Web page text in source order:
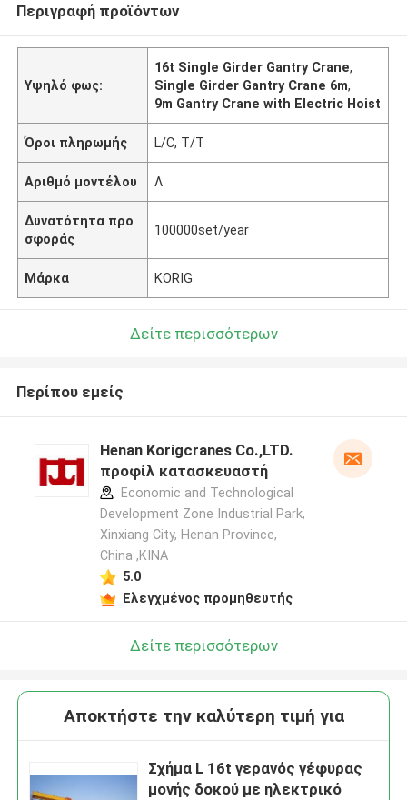
Περιγραφή προϊόντων
Υψηλό φως:
16t Single Girder Gantry Crane,
Single Girder Gantry Crane 6m,
9m Gantry Crane with Electric Hoist
Όροι πληρωμής L/C, T/T
Αριθμό μοντέλου Λ
Δυνατότητα προ
σφοράς
100000set/year
Μάρκα KORIG
Δείτε περισσότερων
Περίπου εμείς
Henan Korigcranes Co.,LTD.
προφίλ κατασκευαστή
Economic and Technological
Development Zone Industrial Park,
Xinxiang City, Henan Province,
China ,ΚΙΝΑ
5.0
Ελεγχμένος προμηθευτής
Δείτε περισσότερων
Αποκτήστε την καλύτερη τιμή για
Σχήμα L 16t γερανός γέφυρας
μονής δοκού με ηλεκτρικό